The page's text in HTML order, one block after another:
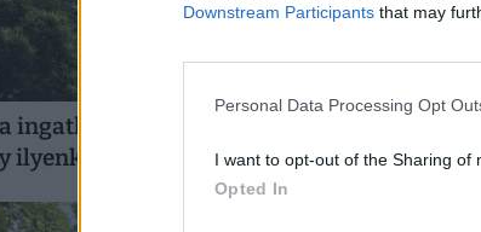
Downstream Participants that may
Personal Data Processing Opt
I want to opt-out of the Sharing of
Opted In
ebben a megyében már
ilyenkor